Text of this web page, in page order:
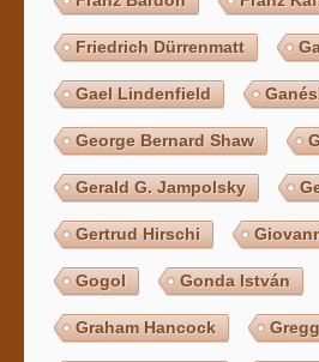
Friedrich Dürrenmatt
Gael Lindenfield
George Bernard Shaw
Gerald G. Jampolsky
Gertrud Hirschi
Gogol Gonda István
Graham Hancock